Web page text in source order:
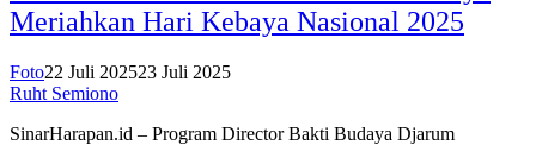
Meriahkan Hari Kebaya Nasional 2025
Foto22 Juli 202523 Juli 2025
Ruht Semiono
SinarHarapan.id – Program Director Bakti Budaya Djarum